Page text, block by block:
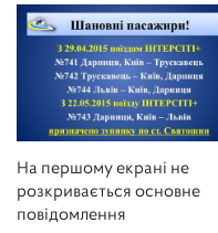
На першому екрані не
розкривається основне
повідомлення